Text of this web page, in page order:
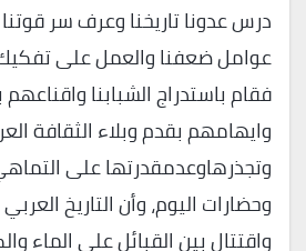
درس عدونا تاريخنا وعرف سر
عوامل ضعفنا والعمل على تفكيك
فقام باستدراج الشبابنا واقناعهم
وايهامهم بقدم وبلاء الثقافة
وتجذرهاوعدمقدرتها على
وحضارات اليوم، وأن التاريخ
واقتتال بين القبائل على الماء